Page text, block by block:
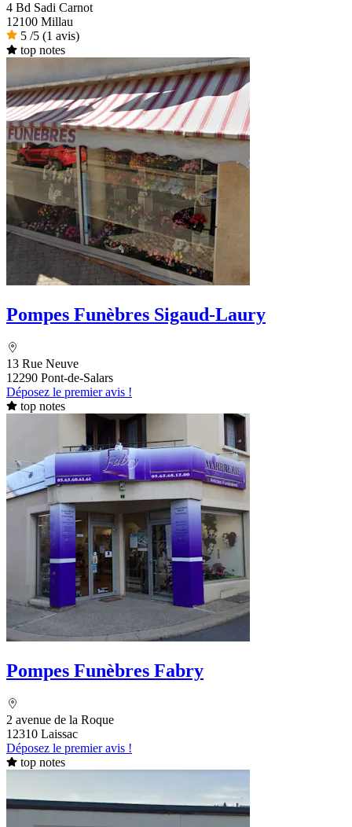
4 Bd Sadi Carnot
12100 Millau
5 /5 (1 avis)
top notes
Pompes Funèbres Sigaud-Laury
13 Rue Neuve
12290 Pont-de-Salars
Déposez le premier avis !
top notes
Pompes Funèbres Fabry
2 avenue de la Roque
12310 Laissac
Déposez le premier avis !
top notes